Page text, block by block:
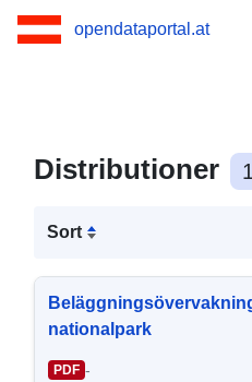
opendataportal.at
Distributioner
Sort
nationalpark
PDF -